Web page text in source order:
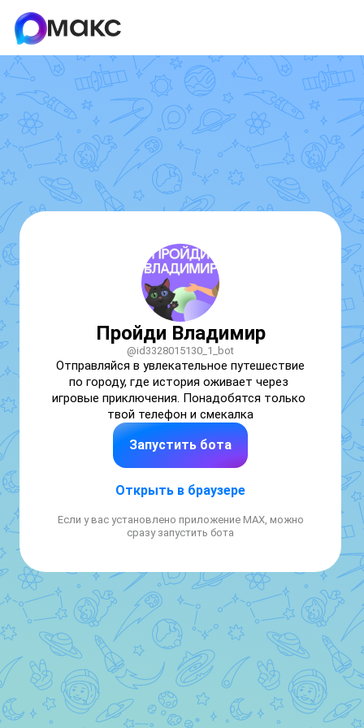
Пройди Владимир
@id3328015130_1_bot
Отправляйся в увлекательное путешествие
по городу, где история оживает через
игровые приключения. Понадобятся только
твой телефон и смекалка
Запустить бота
Открыть в браузере
Если у вас установлено приложение MAX, можно
сразу запустить бота